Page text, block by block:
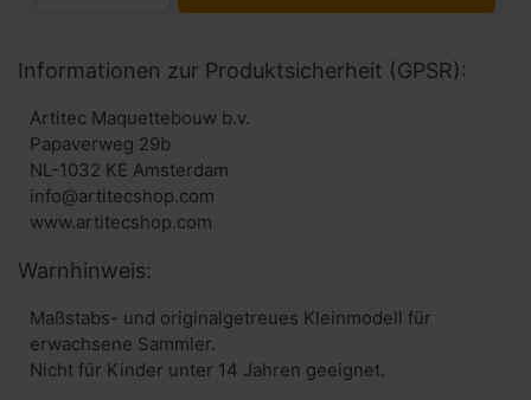
Informationen zur Produktsicherheit (GPSR):
Artitec Maquettebouw b.v.
Papaverweg 29b
NL-1032 KE Amsterdam
info@artitecshop.com
Warnhinweis:
Maßstabs- und originalgetreues Kleinmodell für
erwachsene Sammler.
Nicht für Kinder unter 14 Jahren geeignet.